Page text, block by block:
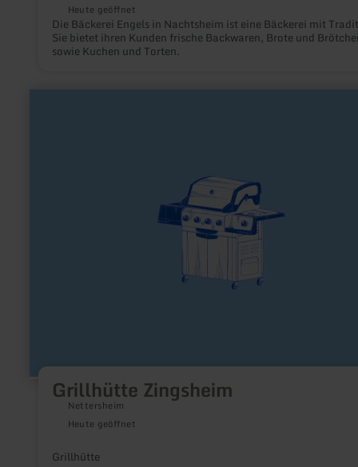
Heute geöffnet
Die Bäckerei Engels in Nachtsheim ist eine Bäckerei mit
Sie bietet ihren Kunden frische Backwaren, Brote und
sowie Kuchen und Torten.
Grillhütte Zingsheim
Nettersheim
Heute geöffnet
Grillhütte